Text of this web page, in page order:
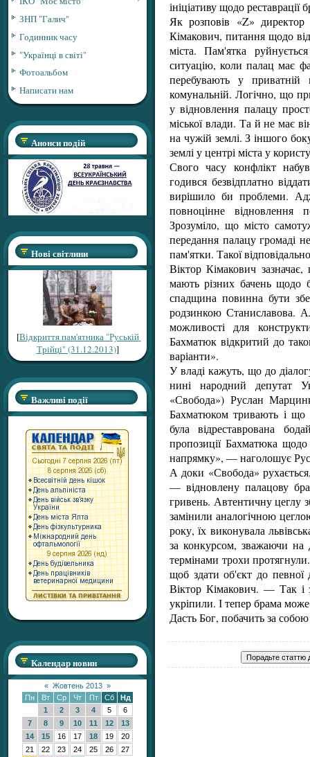
ЗНП "Галич"
Годинник часу
"Українці в світі"
Фотоальбом
Написати нам
Анонси подій
Нові світлини
[Відкриття пам'ятника "Руській
Трійці" (31.12.2013)]
Важливі події
Календар новин
« Жовтень 2013 »
Пн
Вт Ср Чт Пт Сб
Нд
1
2 3 4 5
6
7
8 9 10 11 12
13
14
15 16 17 18 19
20
21
22 23 24 25 26
27
ініціативу щодо реставрації
Як розповів «Z» директор
Кімакович, питання щодо
міста. Пам'ятка
ситуацію, коли палац має
перебувають у
комунальній. Логічно, що
у відновлення палацу
міської влади. Та й не має
на чужій землі. З іншого
землі у центрі міста у
Свого часу конфлікт
годився безвідплатно
вирішило би проблеми.
повноцінне відновлення
Зрозуміло, що місто
передання палацу громаді
пам'ятки. Такої
Віктор Кімакович
мають різних бачень щодо
спадщина повинна бути
родзинкою Станиславова.
можливості для
Бахматюк відкритий до
варіанти».
У владі кажуть, що до
нині народний депутат
«Свобода») Руслан
Бахматюком тривають і
була відреставрована
пропозиції Бахматюка
напрямку», — наголошує
А доки «Свобода»
— відновлену палацову
гривень. Автентичну цеглу
замінили аналогічною
року, їх виконувала
за конкурсом, зважаючи на
термінами трохи
щоб здати об'єкт до
Віктор Кімакович. — Так і
укріпили. І тепер брама
Дасть Бог, побачить за